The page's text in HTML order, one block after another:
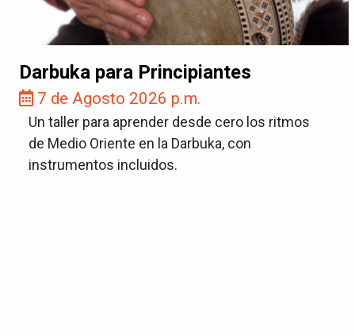
Darbuka para Principiantes
7 de Agosto 2026 p.m.
Un taller para aprender desde cero los ritmos
de Medio Oriente en la Darbuka, con
instrumentos incluidos.